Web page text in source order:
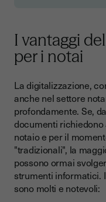
I vantaggi
per i notai
La digitalizzazione,
anche nel settore
profondamente. Se,
documenti
notaio e per il
"tradizionali", la
possono ormai
strumenti informatici. I
sono molti e notevoli: